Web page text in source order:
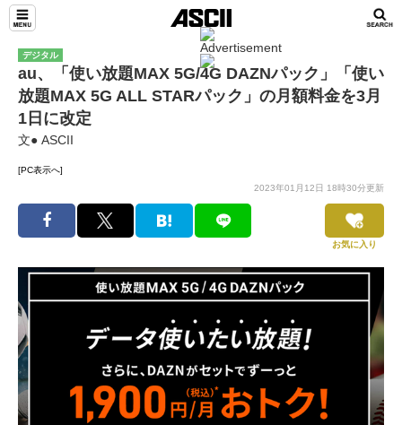
デジタル
au、「使い放題MAX 5G/4G DAZNパック」「使い
放題MAX 5G ALL STARパック」の月額料金を3月
1日に改定
文● ASCII
[PC表示へ]
2023年01月12日 18時30分更新
お気に入り